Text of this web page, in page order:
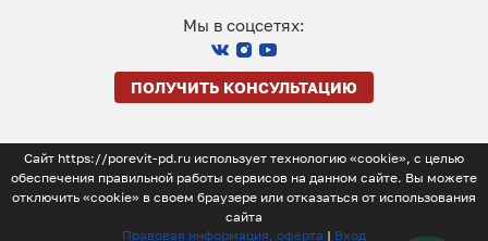
Мы в соцсетях:
ПОЛУЧИТЬ КОНСУЛЬТАЦИЮ
Сайт https://porevit-pd.ru использует технологию «cookie», с целью
обеспечения правильной работы сервисов на данном сайте. Вы можете
отключить «cookie» в своем браузере или отказаться от использования
сайта
Правовая информация, оферта | Вход